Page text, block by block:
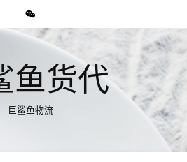
鱼货代
巨鲨鱼物流